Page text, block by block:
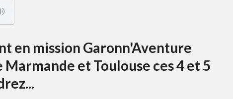
en mission Garonn'Aventure
et Toulouse ces 4 et 5